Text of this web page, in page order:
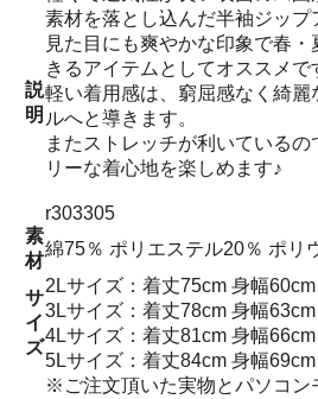
説
明
素材を落とし込んだ半袖ジップ
見た目にも爽やかな印象で春
きるアイテムとしてオススメで
軽い着用感は、窮屈感なく綺麗
ルへと導きます。
またストレッチが利いている
リーな着心地を楽しめます♪
r303305
素
材
綿75％ ポリエステル20％ ポリ
サ
イ
ズ
2Lサイズ：着丈75cm 身幅
3Lサイズ：着丈78cm 身幅
4Lサイズ：着丈81cm 身幅
5Lサイズ：着丈84cm 身幅
※ご注文頂いた実物とパソコン